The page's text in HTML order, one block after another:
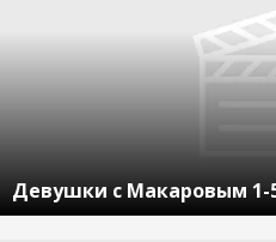
Девушки с Макаровым 1-